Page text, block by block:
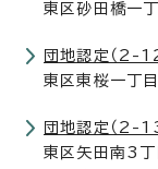
東区砂田橋一
団地認定（2-12
東区東桜一丁
団地認定（2-13
東区矢田南3丁